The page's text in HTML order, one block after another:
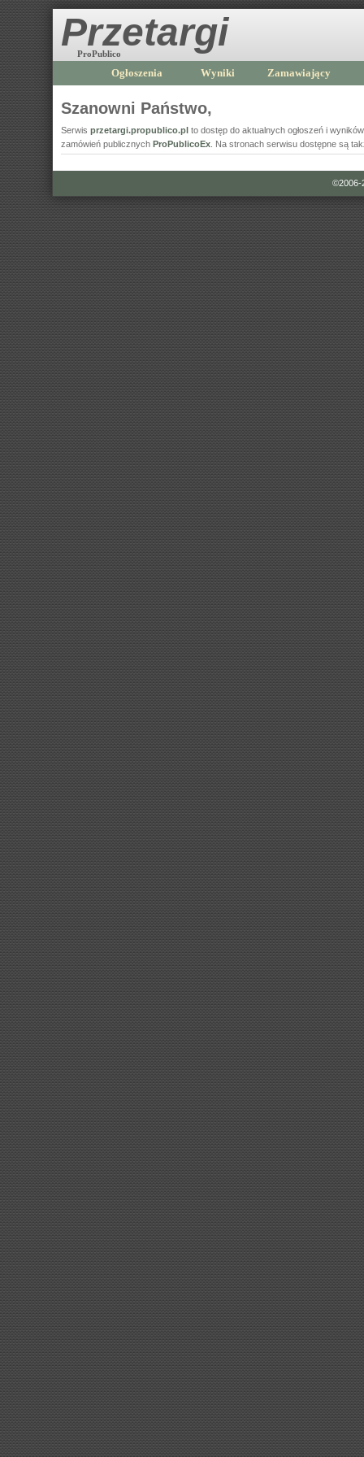
Przetargi
ProPublico
Ogłoszenia Wyniki Zamawiający
Szanowni Państwo,
Serwis przetargi.propublico.pl to dostęp do aktualnych ogłoszeń i
zamówień publicznych ProPublicoEx . Na stronach serwisu dostępne są
©2006-